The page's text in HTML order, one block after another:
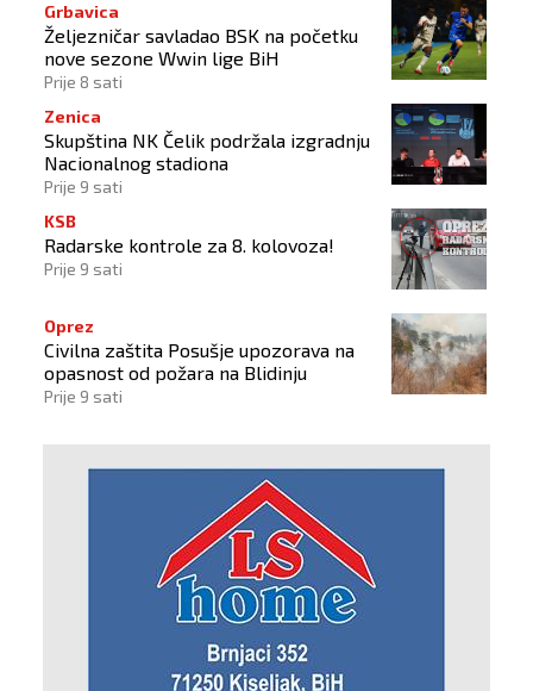
Grbavica
Željezničar savladao BSK na početku
nove sezone Wwin lige BiH
Prije 8 sati
Zenica
Skupština NK Čelik podržala izgradnju
Nacionalnog stadiona
Prije 9 sati
KSB
Radarske kontrole za 8. kolovoza!
Prije 9 sati
Oprez
Civilna zaštita Posušje upozorava na
opasnost od požara na Blidinju
Prije 9 sati